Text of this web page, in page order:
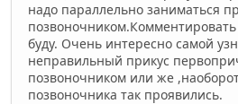
надо параллельно заниматься
буду. Очень интересно самой
неправильный прикус
позвоночником или же
позвоночника так проявились.